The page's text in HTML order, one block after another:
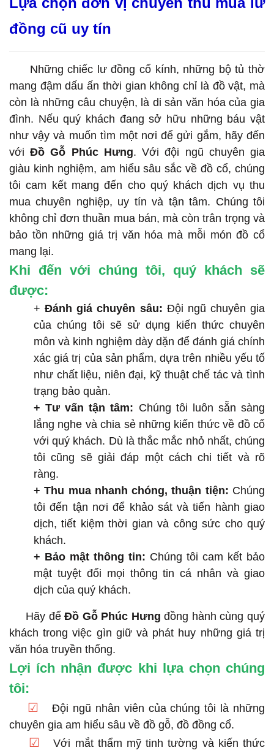
đồng cũ uy tín
Những chiếc lư đồng cổ kính, những bộ tủ thờ
mang đậm dấu ấn thời gian không chỉ là đồ vật, mà
còn là những câu chuyện, là di sản văn hóa của gia
đình. Nếu quý khách đang sở hữu những báu vật
như vậy và muốn tìm một nơi để gửi gắm, hãy đến
vớiĐồ Gỗ Phúc Hưng. Với đội ngũ chuyên gia
giàu kinh nghiệm, am hiểu sâu sắc về đồ cổ, chúng
tôi cam kết mang đến cho quý khách dịch vụ thu
mua chuyên nghiệp, uy tín và tận tâm. Chúng tôi
không chỉ đơn thuần mua bán, mà còn trân trọng và
bảo tồn những giá trị văn hóa mà mỗi món đồ cổ
mang lại.
Khi đến với chúng tôi, quý khách sẽ
được:
+Đánh giá chuyên sâu: Đội ngũ chuyên gia
của chúng tôi sẽ sử dụng kiến thức chuyên
môn và kinh nghiệm dày dặn để đánh giá chính
xác giá trị của sản phẩm, dựa trên nhiều yếu tố
như chất liệu, niên đại, kỹ thuật chế tác và tình
trạng bảo quản.
+ Tư vấn tận tâm: Chúng tôi luôn sẵn sàng
lắng nghe và chia sẻ những kiến thức về đồ cổ
với quý khách. Dù là thắc mắc nhỏ nhất, chúng
tôi cũng sẽ giải đáp một cách chi tiết và rõ
ràng.
+ Thu mua nhanh chóng, thuận tiện: Chúng
tôi đến tận nơi để khảo sát và tiến hành giao
dịch, tiết kiệm thời gian và công sức cho quý
khách.
+ Bảo mật thông tin: Chúng tôi cam kết bảo
mật tuyệt đối mọi thông tin cá nhân và giao
dịch của quý khách.
Hãy đểĐồ Gỗ Phúc Hưng đồng hành cùng quý
khách trong việc gìn giữ và phát huy những giá trị
văn hóa truyền thống.
Lợi ích nhận được khi lựa chọn chúng
tôi:
☑
Đội ngũ nhân viên của chúng tôi là những
chuyên gia am hiểu sâu về đồ gỗ, đồ đồng cổ.
☑
Với mắt thẩm mỹ tinh tường và kiến thức